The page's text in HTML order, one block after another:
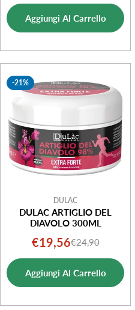
di
vendita
normale
Aggiungi Al Carrello
-21%
DULAC
DULAC ARTIGLIO DEL
DIAVOLO 300ML
Prezzo
di
vendita
€19,56Prezzo
normale
€24,90
Aggiungi Al Carrello